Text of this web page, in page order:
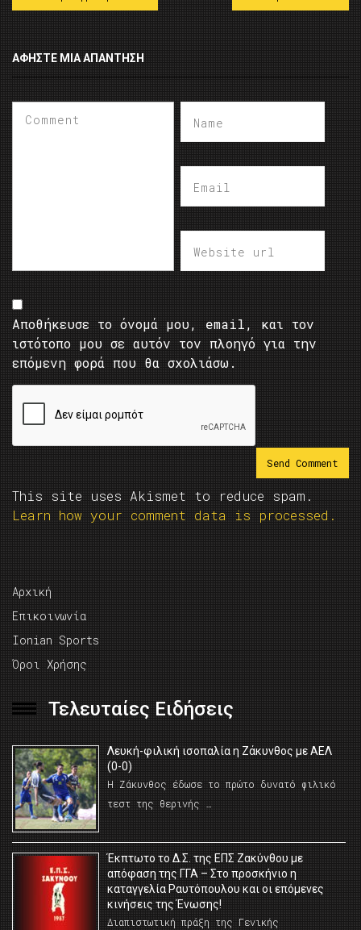
ΑΦΉΣΤΕ ΜΙΑ ΑΠΆΝΤΗΣΗ
Αποθήκευσε το όνομά μου, email, και τον
ιστότοπο μου σε αυτόν τον πλοηγό για την
επόμενη φορά που θα σχολιάσω.
This site uses Akismet to reduce spam.
Learn how your comment data is processed.
Αρχική
Επικοινωνία
Ionian Sports
Όροι Χρήσης
Τελευταίες Ειδήσεις
Λευκή-φιλική ισοπαλία η Ζάκυνθος με ΑΕΛ
(0-0)
Η Ζάκυνθος έδωσε το πρώτο δυνατό φιλικό
τεστ της θερινής …
Έκπτωτο το Δ.Σ. της ΕΠΣ Ζακύνθου με
απόφαση της ΓΓΑ – Στο προσκήνιο η
καταγγελία Ραυτόπουλου και οι επόμενες
κινήσεις της Ένωσης!
Διαπιστωτική πράξη της Γενικής